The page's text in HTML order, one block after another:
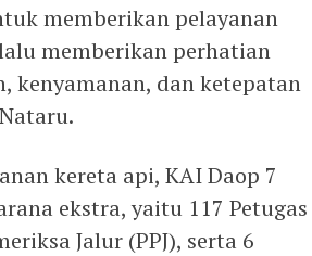
memberikan pelayanan
memberikan perhatian
kenyamanan, dan ketepatan
kereta api, KAI Daop 7
ekstra, yaitu 117 Petugas
Jalur (PPJ), serta 6